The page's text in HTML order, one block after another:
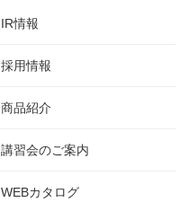
IR情報
採用情報
商品紹介
講習会のご案内
WEBカタログ